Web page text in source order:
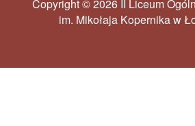
Copyright © 2026 II Liceum
im. Mikołaja Kopernika w